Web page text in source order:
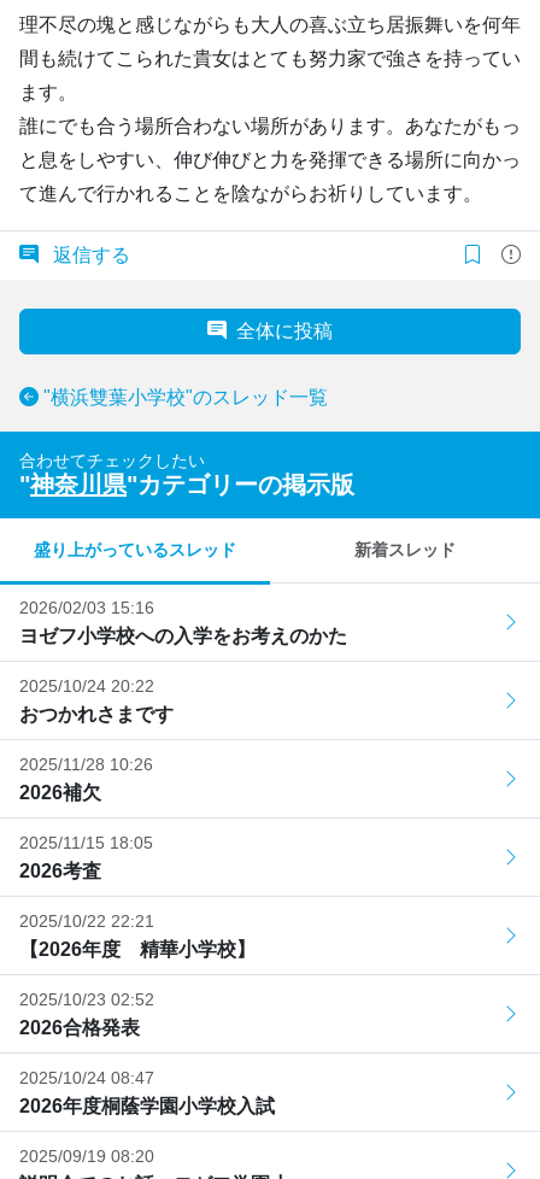
理不尽の塊と感じながらも大人の喜ぶ立ち居振舞いを何年
間も続けてこられた貴女はとても努力家で強さを持ってい
ます。
誰にでも合う場所合わない場所があります。あなたがもっ
と息をしやすい、伸び伸びと力を発揮できる場所に向かっ
て進んで行かれることを陰ながらお祈りしています。
返信する
全体に投稿
"横浜雙葉小学校"のスレッド一覧
合わせてチェックしたい
"神奈川県"カテゴリーの掲示版
盛り上がっているスレッド 新着スレッド
2026/02/03 15:16
ヨゼフ小学校への入学をお考えのかた
2025/10/24 20:22
おつかれさまです
2025/11/28 10:26
2026補欠
2025/11/15 18:05
2026考査
2025/10/22 22:21
【2026年度 精華小学校】
2025/10/23 02:52
2026合格発表
2025/10/24 08:47
2026年度桐蔭学園小学校入試
2025/09/19 08:20